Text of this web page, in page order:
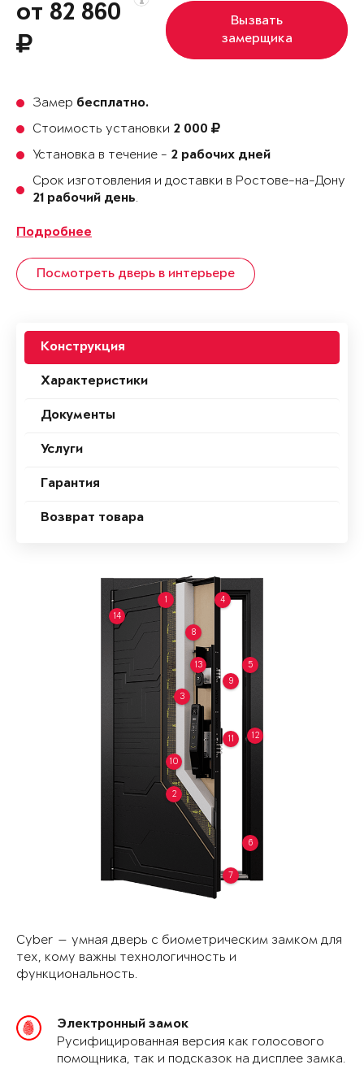
от 82 860
Вызвать
замерщика
Замер бесплатно.
Стоимость установки 2 000
Установка в течение - 2 рабочих дней
Срок изготовления и доставки в Ростове-на-Дону
21 рабочий день.
Подробнее
Посмотреть дверь в интерьере
Конструкция
Характеристики
Документы
Услуги
Гарантия
Возврат товара
1
2
3
4
5
6
7
8
9
10
11 12
13
14
Cyber — умная дверь с биометрическим замком для
тех, кому важны технологичность и
функциональность.
Электронный замок
Русифицированная версия как голосового
помощника, так и подсказок на дисплее замка.